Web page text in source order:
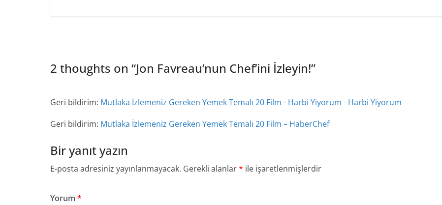
2 thoughts on “Jon Favreau’nun Chef’ini İzleyin!”
Geri bildirim: Mutlaka İzlemeniz Gereken Yemek Temalı 20 Film - Harbi Yiyorum - Harbi Yiyorum
Geri bildirim: Mutlaka İzlemeniz Gereken Yemek Temalı 20 Film – HaberChef
Bir yanıt yazın
E-posta adresiniz yayınlanmayacak. Gerekli alanlar* ile işaretlenmişlerdir
Yorum *